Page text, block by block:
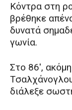
Κόντρα στη
βρέθηκε
δυνατά
γωνία.
Στο 86′,
διάλεξε